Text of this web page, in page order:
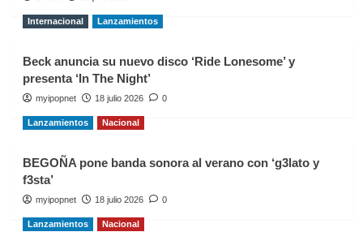
Internacional Lanzamientos
Beck anuncia su nuevo disco ‘Ride Lonesome’ y
presenta ‘In The Night’
myipopnet 18 julio 2026 0
Lanzamientos Nacional
BEGOÑA pone banda sonora al verano con ‘g3lato y
f3sta’
myipopnet 18 julio 2026 0
Lanzamientos Nacional